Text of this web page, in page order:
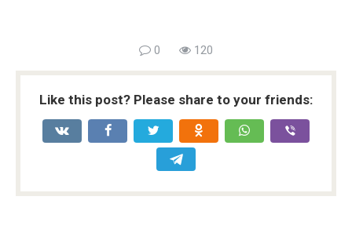
0 120
Like this post? Please share to your friends: